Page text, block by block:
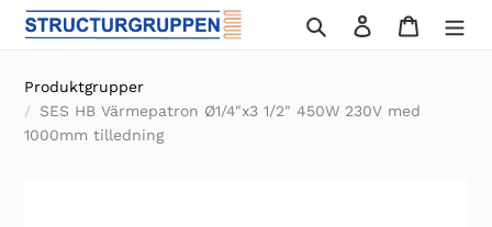
vidare
innehåll
Sök Logga in
Produktgrupper
SES HB Värmepatron Ø1/4"x3 1/2" 450W 230V med
1000mm tilledning